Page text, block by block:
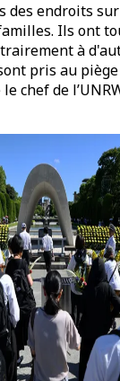
des endroits
Ils ont
à
pris au
chef de